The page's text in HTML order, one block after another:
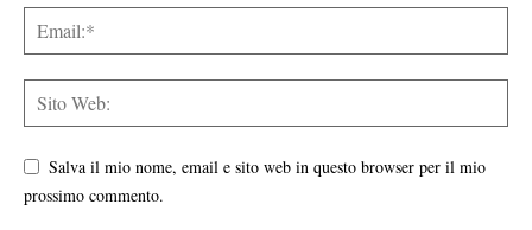
Salva il mio nome, email e sito web in questo browser per il mio
prossimo commento.